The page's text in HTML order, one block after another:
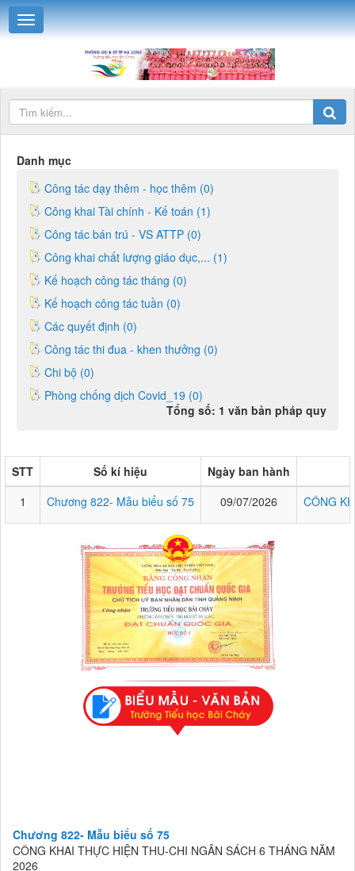
Danh mục
Công tác dạy thêm - học thêm (0)
Công khai Tài chính - Kế toán (1)
Công tác bán trú - VS ATTP (0)
Công khai chất lượng giáo dục,... (1)
Kế hoạch công tác tháng (0)
Kế hoạch công tác tuần (0)
Các quyết định (0)
Công tác thi đua - khen thưởng (0)
Chi bộ (0)
Phòng chống dịch Covid_19 (0)
Tổng số: 1 văn bản pháp quy
STT Số kí hiệu
Ngày ban hành
1
Chương 822- Mẫu biểu số 75 09/07/2026 CÔNG
Chương 822- Mẫu biểu số 75
CÔNG KHAI THỰC HIỆN THU-CHI NGÂN SÁCH 6 THÁNG NĂM
2026